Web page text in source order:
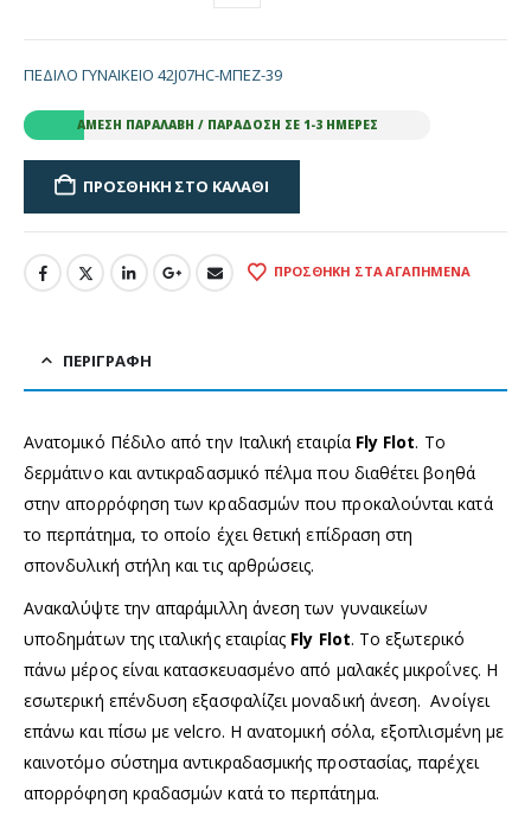
ΠΕΔΙΛΟ ΓΥΝΑΙΚΕΙΟ 42J07HC-ΜΠΕΖ-39
ΆΜΕΣΗ ΠΑΡΑΛΑΒΉ / ΠΑΡΆΔΟΣΗ ΣΕ 1-3 ΗΜΈΡΕΣ
ΠΡΟΣΘΉΚΗ ΣΤΟ ΚΑΛΆΘΙ
ΠΡΟΣΘΉΚΗ ΣΤΑ ΑΓΑΠΗΜΈΝΑ
ΠΕΡΙΓΡΑΦΉ
Ανατομικό Πέδιλο από την Ιταλική εταιρία Fly Flot. Το
δερμάτινο και αντικραδασμικό πέλμα που διαθέτει βοηθά
στην απορρόφηση των κραδασμών που προκαλούνται κατά
το περπάτημα, το οποίο έχει θετική επίδραση στη
σπονδυλική στήλη και τις αρθρώσεις.
Ανακαλύψτε την απαράμιλλη άνεση των γυναικείων
υποδημάτων της ιταλικής εταιρίας Fly Flot. Το εξωτερικό
πάνω μέρος είναι κατασκευασμένο από μαλακές μικροΐνες. Η
εσωτερική επένδυση εξασφαλίζει μοναδική άνεση. Ανοίγει
επάνω και πίσω με velcro. Η ανατομική σόλα, εξοπλισμένη με
καινοτόμο σύστημα αντικραδασμικής προστασίας, παρέχει
απορρόφηση κραδασμών κατά το περπάτημα.